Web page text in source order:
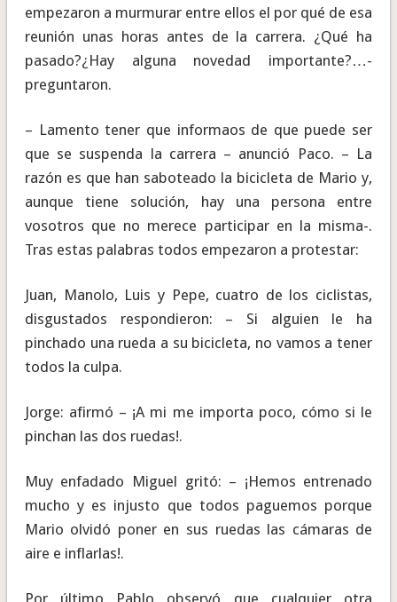
empezaron a murmurar entre ellos el por qué de esa
reunión unas horas antes de la carrera. ¿Qué ha
pasado?¿Hay alguna novedad importante?…-
preguntaron.
– Lamento tener que informaos de que puede ser
que se suspenda la carrera – anunció Paco. – La
razón es que han saboteado la bicicleta de Mario y,
aunque tiene solución, hay una persona entre
vosotros que no merece participar en la misma-.
Tras estas palabras todos empezaron a protestar:
Juan, Manolo, Luis y Pepe, cuatro de los ciclistas,
disgustados respondieron: – Si alguien le ha
pinchado una rueda a su bicicleta, no vamos a tener
todos la culpa.
Jorge: afirmó – ¡A mi me importa poco, cómo si le
pinchan las dos ruedas!.
Muy enfadado Miguel gritó: – ¡Hemos entrenado
mucho y es injusto que todos paguemos porque
Mario olvidó poner en sus ruedas las cámaras de
aire e inflarlas!.